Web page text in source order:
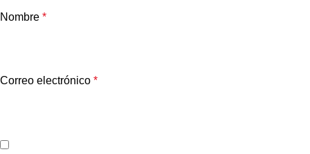
Nombre *
Correo electrónico *